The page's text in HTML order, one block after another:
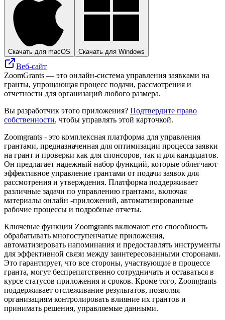
Скачать для macOS Скачать для Windows
Веб-сайт
ZoomGrants — это онлайн-система управления заявками на
гранты, упрощающая процесс подачи, рассмотрения и
отчетности для организаций любого размера.
Вы разработчик этого приложения? Подтвердите право
собственности, чтобы управлять этой карточкой.
Zoomgrants - это комплексная платформа для управления
грантами, предназначенная для оптимизации процесса заявки
на грант и проверки как для спонсоров, так и для кандидатов.
Он предлагает надежный набор функций, которые облегчают
эффективное управление грантами от подачи заявок для
рассмотрения и утверждения. Платформа поддерживает
различные задачи по управлению грантами, включая
материалы онлайн -приложений, автоматизированные
рабочие процессы и подробные отчеты.
Ключевые функции Zoomgrants включают его способность
обрабатывать многоступенчатые приложения,
автоматизировать напоминания и предоставлять инструменты
для эффективной связи между заинтересованными сторонами.
Это гарантирует, что все стороны, участвующие в процессе
гранта, могут беспрепятственно сотрудничать и оставаться в
курсе статусов приложения и сроков. Кроме того, Zoomgrants
поддерживает отслеживание результатов, позволяя
организациям контролировать влияние их грантов и
принимать решения, управляемые данными.